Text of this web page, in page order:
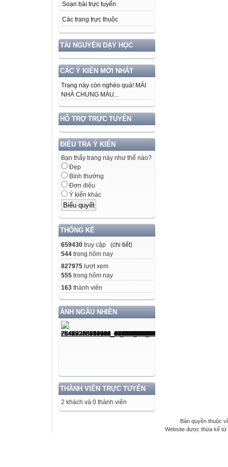
Soạn bài trực tuyến
Các trang trực thuộc
TÀI NGUYÊN DẠY HỌC
CÁC Ý KIẾN MỚI NHẤT
Trang này còn nghèo quá! MÁI
NHÀ CHUNG MÀU...
HỖ TRỢ TRỰC TUYẾN
ĐIỀU TRA Ý KIẾN
Bạn thấy trang này như thế nào?
Đẹp
Bình thường
Đơn điệu
Ý kiến khác
THỐNG KÊ
659430 truy cập (chi tiết)
544 trong hôm nay
827975 lượt xem
555 trong hôm nay
163 thành viên
ẢNH NGẪU NHIÊN
THÀNH VIÊN TRỰC TUYẾN
2 khách và 0 thành viên
Bản quyền thuộc
Website được thừa kế từ